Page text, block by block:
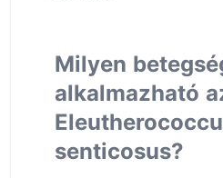
Milyen
alkalmazható
senticosus?